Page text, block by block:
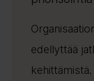
edellyttää